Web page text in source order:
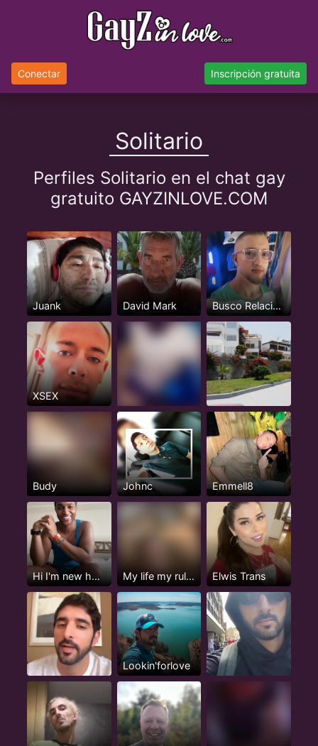
Conectar Inscripción gratuita
Solitario
Perfiles Solitario en el chat gay
gratuito GAYZINLOVE.COM
Juank David Mark Busco Relación Seria y Estable
XSEX
Budy Johnc Emmell8
Hi I'm new here but not really... My life my rule my happiness Elwis Trans
Lookin'forlove